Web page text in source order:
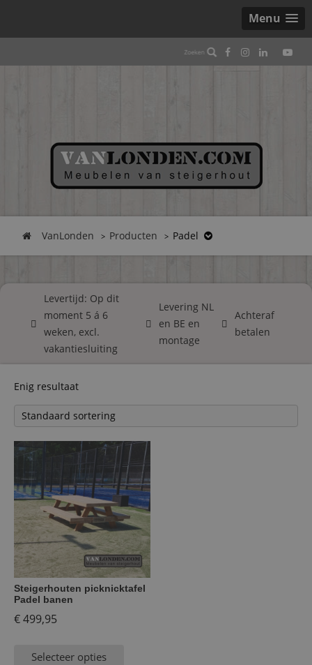
Menu
VanLonden Producten Padel
Levertijd: Op dit
moment 5 á 6
weken, excl.
vakantiesluiting
Levering NL
en BE en
montage
Achteraf
betalen
Enig resultaat
Steigerhouten picknicktafel
Padel banen
€499,95
Selecteer opties